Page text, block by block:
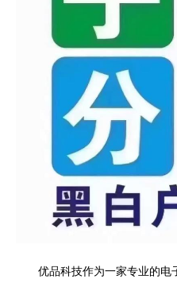
优品科技作为一家专业的电